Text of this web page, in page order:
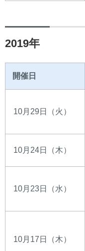
2019年
開催日
10月29日（火）
10月24日（木）
10月23日（水）
10月17日（木）